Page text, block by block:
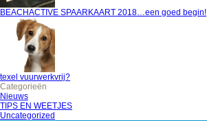
BEACHACTIVE SPAARKAART 2018…een goed begin!
texel vuurwerkvrij?
Categorieën
Nieuws
TIPS EN WEETJES
Uncategorized